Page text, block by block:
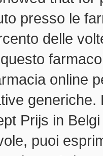
presso le
delle
online
Prijs in
puoi